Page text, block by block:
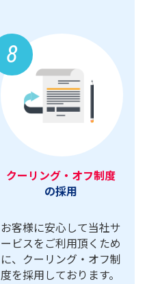
8
クーリング・オフ制度
の採用
お客様に安心して当社サ
ービスをご利用頂くため
に、クーリング・オフ制
度を採用しております。